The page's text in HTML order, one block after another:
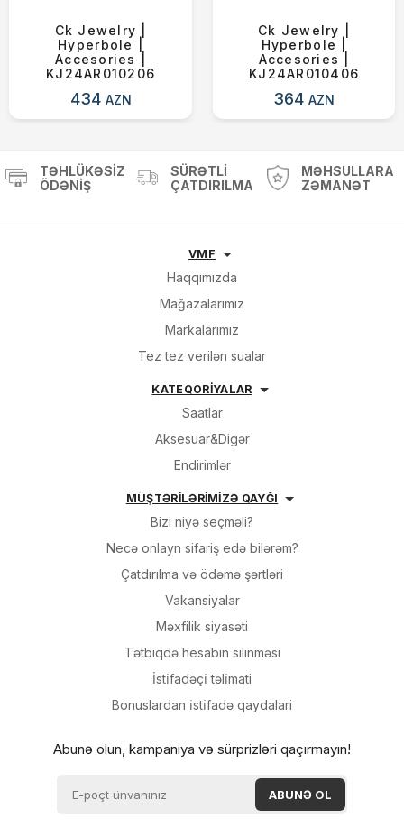
Ck Jewelry |
Hyperbole |
Accesories |
KJ24AR010206
434 AZN
Ck Jewelry |
Hyperbole |
Accesories |
KJ24AR010406
364AZN
TƏHLÜKƏSIZ
ÖDƏNIŞ
SÜRƏTLI
ÇATDIRILMA
MƏHSULLARA
ZƏMANƏT
VMF
Haqqımızda
Mağazalarımız
Markalarımız
Tez tez verilən sualar
KATEQORİYALAR
Saatlar
Aksesuar&Digər
Endirimlər
MÜŞTƏRİLƏRİMİZƏ QAYĞI
Bizi niyə seçməli?
Necə onlayn sifariş edə bilərəm?
Çatdırılma və ödəmə şərtləri
Vakansiyalar
Məxfilik siyasəti
Tətbiqdə hesabın silinməsi
İsti̇fadəçi̇ təli̇mati
Bonuslardan i̇sti̇fadə qaydalari
Abunə olun, kampaniya və sürprizləri qaçırmayın!